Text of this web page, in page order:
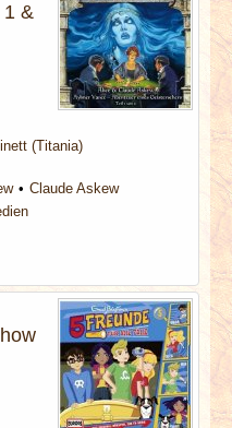
1 &
(Titania)
Claude Askew